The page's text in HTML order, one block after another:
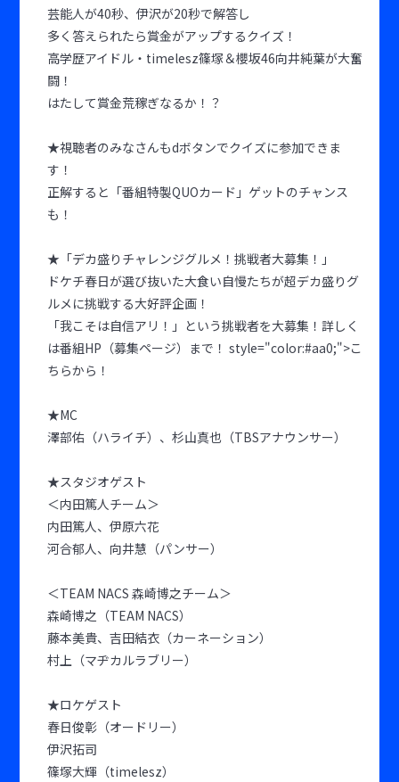
芸能人が40秒、伊沢が20秒で解答し
多く答えられたら賞金がアップするクイズ！
高学歴アイドル・timelesz篠塚＆櫻坂46向井純葉が大奮
闘！
はたして賞金荒稼ぎなるか！？
★視聴者のみなさんもdボタンでクイズに参加できま
す！
正解すると「番組特製QUOカード」ゲットのチャンス
も！
★「デカ盛りチャレンジグルメ！挑戦者大募集！」
ドケチ春日が選び抜いた大食い自慢たちが超デカ盛りグ
ルメに挑戦する大好評企画！
「我こそは自信アリ！」という挑戦者を大募集！詳しく
は番組HP（募集ページ）まで！ style="color:#aa0;">こ
ちらから！
★MC
澤部佑（ハライチ）、杉山真也（TBSアナウンサー）
★スタジオゲスト
＜内田篤人チーム＞
内田篤人、伊原六花
河合郁人、向井慧（パンサー）
＜TEAM NACS 森崎博之チーム＞
森崎博之（TEAM NACS）
藤本美貴、吉田結衣（カーネーション）
村上（マヂカルラブリー）
★ロケゲスト
春日俊彰（オードリー）
伊沢拓司
篠塚大輝（timelesz）